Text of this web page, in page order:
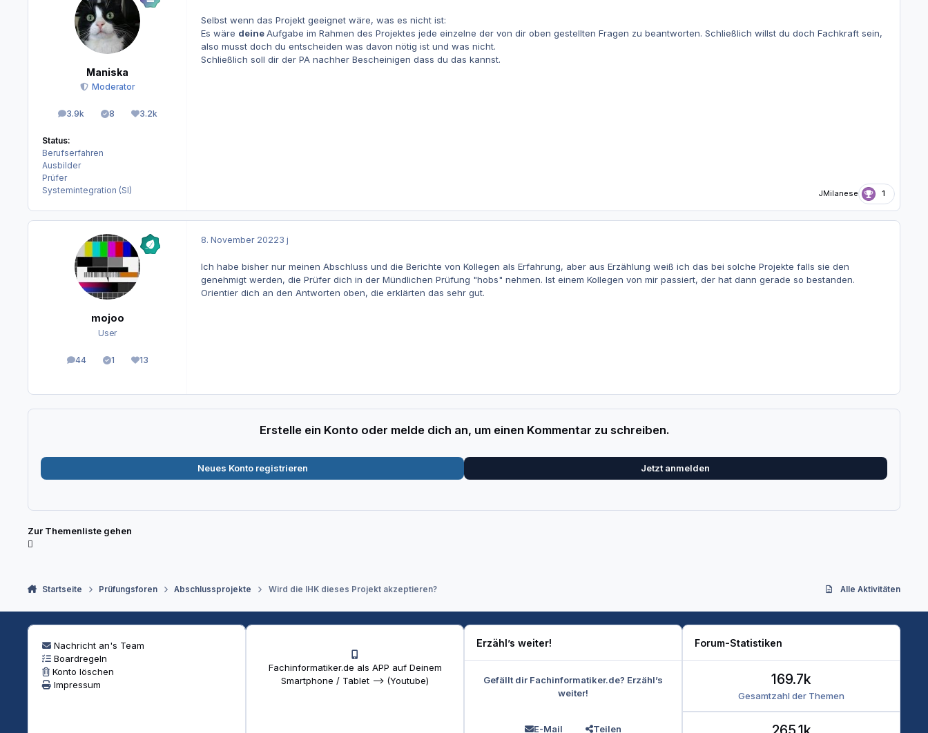
Maniska
Moderator
3.9k
Beiträge 8
Lösungen3.2k
Reputation
Status:
Berufserfahren
Ausbilder
Prüfer
Systemintegration (SI)
Selbst wenn das Projekt geeignet wäre, was es nicht ist:
Es wäre deineAufgabe im Rahmen des Projektes jede einzelne der von dir oben gestellten Fragen zu beantworten. Schließlich willst du doch Fachkraft sein,
also musst doch du entscheiden was davon nötig ist und was nicht.
Schließlich soll dir der PA nachher Bescheinigen dass du das kannst.
JMilanese 1
mojoo
User
44
Beiträge1
Lösungen
13
Reputation
8. November 20223 j
Ich habe bisher nur meinen Abschluss und die Berichte von Kollegen als Erfahrung, aber aus Erzählung weiß ich das bei solche Projekte falls sie den
genehmigt werden, die Prüfer dich in der Mündlichen Prüfung "hobs" nehmen. Ist einem Kollegen von mir passiert, der hat dann gerade so bestanden.
Orientier dich an den Antworten oben, die erklärten das sehr gut.
Erstelle ein Konto oder melde dich an, um einen Kommentar zu schreiben.
Neues Konto registrieren Jetzt anmelden
Zur Themenliste gehen
Startseite Prüfungsforen Abschlussprojekte Wird die IHK dieses Projekt akzeptieren? Alle Aktivitäten
Nachricht an's Team
Boardregeln
Konto löschen
Impressum
Fachinformatiker.de als APP auf Deinem
Smartphone / Tablet --> (Youtube)
Erzähl’s weiter!
Gefällt dir Fachinformatiker.de? Erzähl’s
weiter!
E-Mail Teilen
Forum-Statistiken
Gesamtzahl der Themen
169.7k